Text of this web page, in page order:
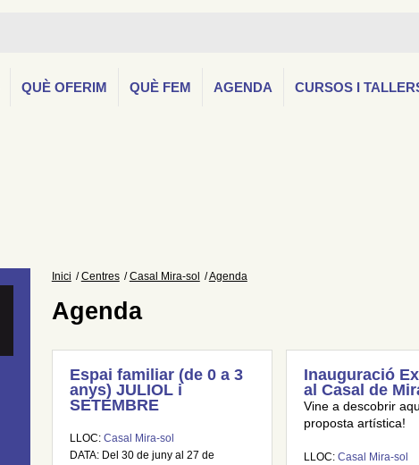
QUÈ OFERIM QUÈ FEM AGENDA CURSOS I
Inici Centres Casal Mira-sol Agenda
Agenda
Espai familiar (de 0 a 3
anys) JULIOL i
SETEMBRE
LLOC: Casal Mira-sol
DATA: Del 30 de juny al 27 de
Inauguració
al Casal de
Vine a descobrir
proposta artística!
LLOC:Casal Mira-sol